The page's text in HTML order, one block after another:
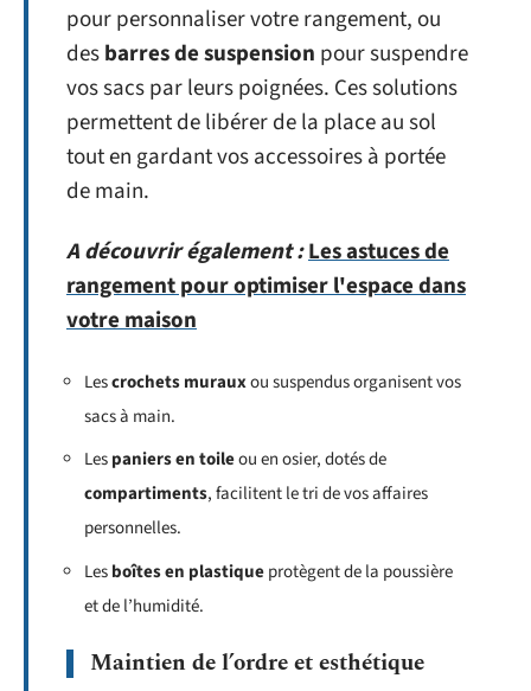
pour personnaliser votre rangement, ou
desbarres de suspension pour suspendre
vos sacs par leurs poignées. Ces solutions
permettent de libérer de la place au sol
tout en gardant vos accessoires à portée
de main.
A découvrir également :Les astuces de
rangement pour optimiser l'espace dans
votre maison
Lescrochets murauxou suspendus organisent vos
sacs à main.
Lespaniers en toileou en osier, dotés de
compartiments, facilitent le tri de vos affaires
personnelles.
Lesboîtes en plastiqueprotègent de la poussière
et de l’humidité.
Maintien de l’ordre et esthétique